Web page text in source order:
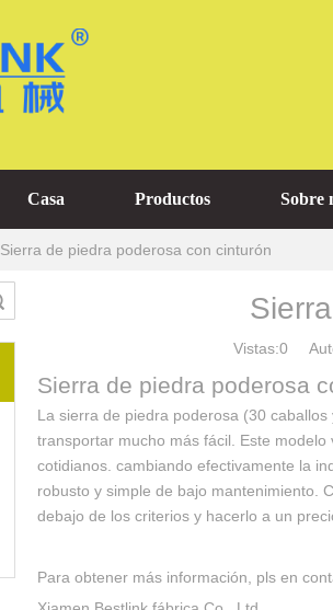
Casa Productos Sobre
Sierra de piedra poderosa con cinturón
Vistas:0
Sierra de piedra poderosa
La sierra de piedra poderosa (30
transportar mucho más fácil. Este
cotidianos. cambiando efectivamente la
robusto y simple de bajo mantenimiento.
debajo de los criterios y hacerlo a un
Para obtener más información, pls en